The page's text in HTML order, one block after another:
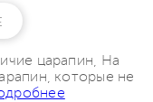
царапин, На
которые не